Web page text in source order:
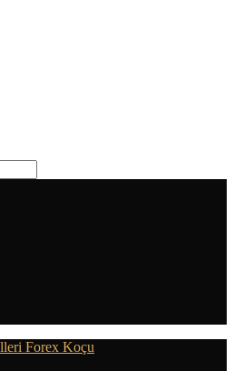
Forex Koçu